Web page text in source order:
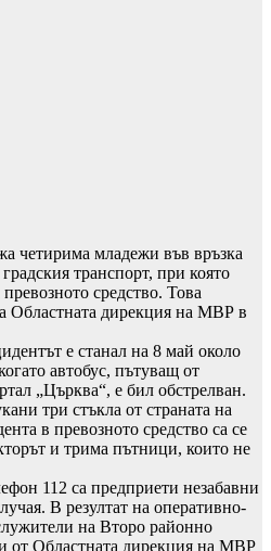
четирима младежи във връзка
транспорт, при която
средство. Това
Областната дирекция на МВР в
е станал на 8 май около
автобус, пътуващ от
„Църква“, е бил обстрелван.
три стъкла от страната на
в превозното средство са се
и трима пътници, които не
112 са предприети незабавни
В резултат на оперативно-
на Второ районно
от Областната дирекция на МВР